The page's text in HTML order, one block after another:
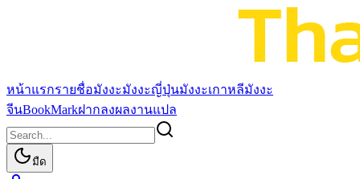
หน้าแรกรายชื่อมังงะมังงะญี่ปุ่นมังงะเกาหลีมังงะ
จีนBookMarkฝากลงผลงานแปล
มืด